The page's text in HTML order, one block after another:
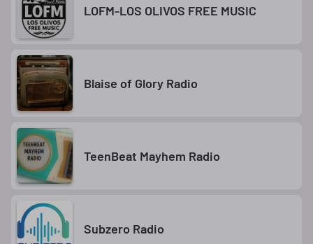
LOFM-LOS OLIVOS FREE MUSIC
Blaise of Glory Radio
TeenBeat Mayhem Radio
Subzero Radio